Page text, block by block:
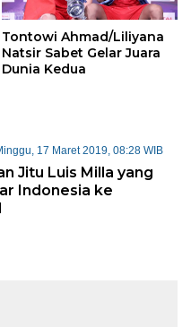
Tontowi Ahmad/Liliyana
Natsir Sabet Gelar Juara
Dunia Kedua
17 Maret 2019, 08:28 WIB
Jitu Luis Milla yang
Indonesia ke